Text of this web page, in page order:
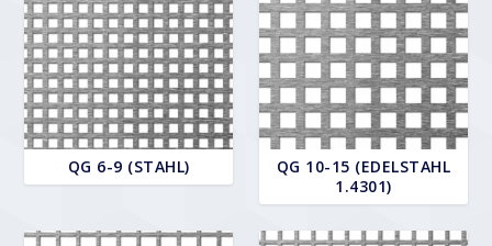
QG 6-9 (STAHL)
QG 10-15 (EDELSTAHL
1.4301)